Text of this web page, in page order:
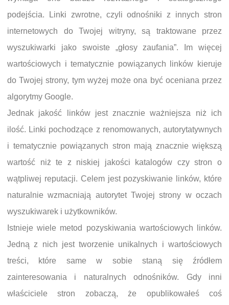
podejścia. Linki zwrotne, czyli odnośniki z innych stron
internetowych do Twojej witryny, są traktowane przez
wyszukiwarki jako swoiste „głosy zaufania”. Im więcej
wartościowych i tematycznie powiązanych linków kieruje
do Twojej strony, tym wyżej może ona być oceniana przez
algorytmy Google.
Jednak jakość linków jest znacznie ważniejsza niż ich
ilość. Linki pochodzące z renomowanych, autorytatywnych
i tematycznie powiązanych stron mają znacznie większą
wartość niż te z niskiej jakości katalogów czy stron o
wątpliwej reputacji. Celem jest pozyskiwanie linków, które
naturalnie wzmacniają autorytet Twojej strony w oczach
wyszukiwarek i użytkowników.
Istnieje wiele metod pozyskiwania wartościowych linków.
Jedną z nich jest tworzenie unikalnych i wartościowych
treści, które same w sobie staną się źródłem
zainteresowania i naturalnych odnośników. Gdy inni
właściciele stron zobaczą, że opublikowałeś coś